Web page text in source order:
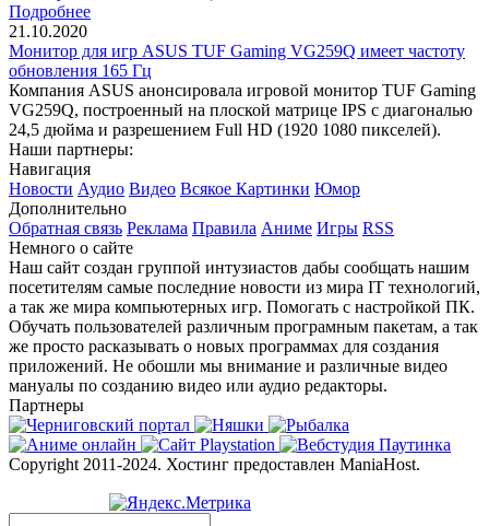
Подробнее
21.10.2020
Монитор для игр ASUS TUF Gaming VG259Q имеет частоту
обновления 165 Гц
Компания ASUS анонсировала игровой монитор TUF Gaming
VG259Q, построенный на плоской матрице IPS с диагональю
24,5 дюйма и разрешением Full HD (1920 1080 пикселей).
Наши партнеры:
Навигация
Новости Аудио Видео Всякое Картинки Юмор
Дополнительно
Обратная связь Реклама Правила Аниме Игры RSS
Немного о сайте
Наш сайт создан группой интузиастов дабы сообщать нашим
посетителям самые последние новости из мира IT технологий,
а так же мира компьютерных игр. Помогать с настройкой ПК.
Обучать пользователей различным програмным пакетам, а так
же просто расказывать о новых программах для создания
приложений. Не обошли мы внимание и различные видео
мануалы по созданию видео или аудио редакторы.
Партнеры
Copyright 2011-2024. Хостинг предоставлен ManiaHost.